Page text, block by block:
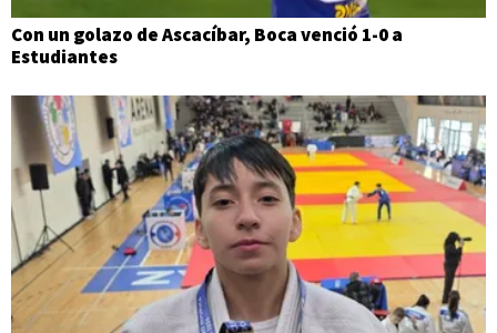
Con un golazo de Ascacíbar, Boca venció 1-0 a
Estudiantes